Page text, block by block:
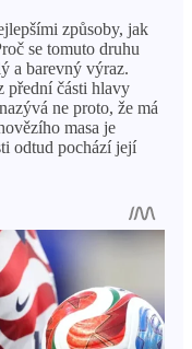
způsoby, jak
se tomuto druhu
a barevný výraz.
přední části hlavy
ne proto, že má
masa je
odtud pochází její